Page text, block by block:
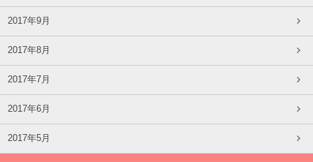
2017年9月
2017年8月
2017年7月
2017年6月
2017年5月